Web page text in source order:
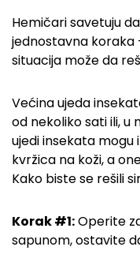
Hemičari savetuju
jednostavna koraka
situacija može da
Većina ujeda
od nekoliko sati ili, u
ujedi insekata mogu
kvržica na koži, a
Kako biste se rešili
Korak #1:Operite
sapunom, ostavite